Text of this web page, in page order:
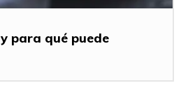
y para qué puede